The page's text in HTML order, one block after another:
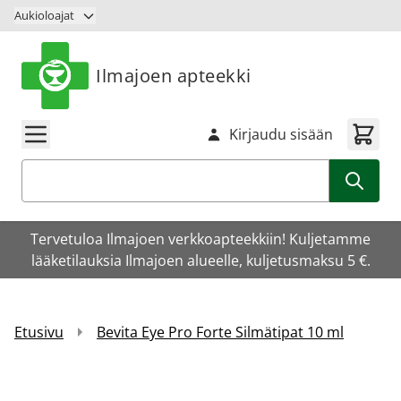
Siirry sisältöön
Aukioloajat
Ilmajoen apteekki
Kirjaudu sisään
Tervetuloa Ilmajoen verkkoapteekkiin! Kuljetamme
lääketilauksia Ilmajoen alueelle, kuljetusmaksu 5 €.
Etusivu Bevita Eye Pro Forte Silmätipat 10 ml